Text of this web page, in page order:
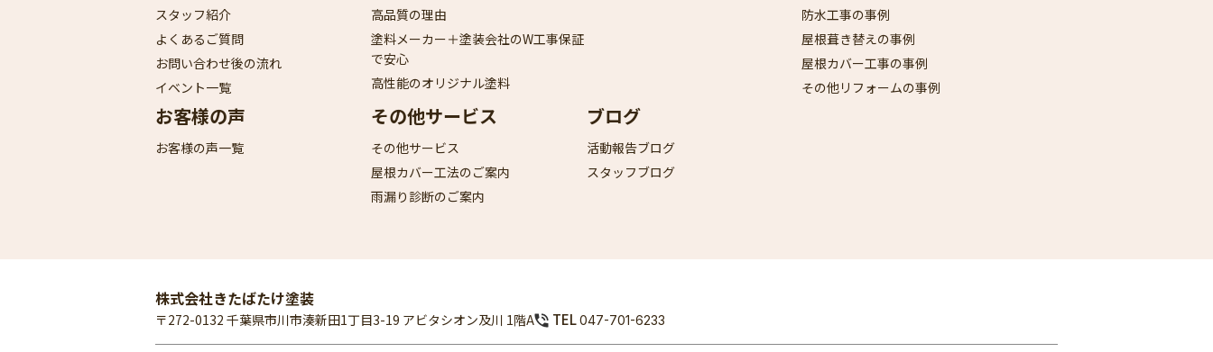
スタッフ紹介
よくあるご質問
お問い合わせ後の流れ
イベント一覧
高品質の理由
塗料メーカー＋塗装会社のW工事保証
で安心
高性能のオリジナル塗料
防水工事の事例
屋根葺き替えの事例
屋根カバー工事の事例
その他リフォームの事例
お客様の声
お客様の声一覧
その他サービス
その他サービス
屋根カバー工法のご案内
雨漏り診断のご案内
ブログ
活動報告ブログ
スタッフブログ
株式会社きたばたけ塗装
〒272-0132 千葉県市川市湊新田1丁目3-19 アビタシオン及川 1階A TEL047-701-6233